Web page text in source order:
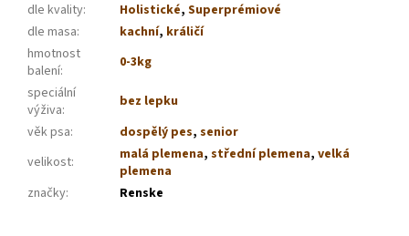
dle kvality: Holistické, Superprémiové
dle masa: kachní, králičí
hmotnost
balení:
0-3kg
speciální
výživa:
bez lepku
věk psa: dospělý pes, senior
velikost: malá plemena, střední plemena, velká
plemena
značky: Renske